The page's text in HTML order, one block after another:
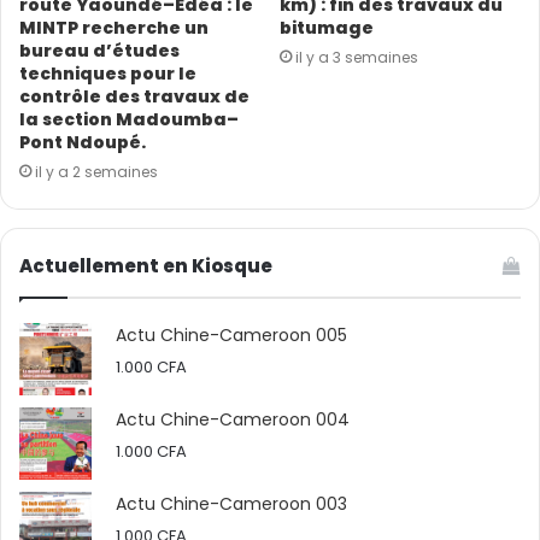
route Yaoundé–Edéa : le
MINTP recherche un
bureau d’études
techniques pour le
contrôle des travaux de
la section Madoumba–
Pont Ndoupé.
il y a 2 semaines
km) : fin des travaux du
bitumage
il y a 3 semaines
Actuellement en Kiosque
Actu Chine-Cameroon 005
1.000 CFA
Actu Chine-Cameroon 004
1.000 CFA
Actu Chine-Cameroon 003